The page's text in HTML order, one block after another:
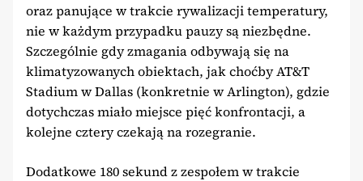
oraz panujące w trakcie rywalizacji temperatury,
nie w każdym przypadku pauzy są niezbędne.
Szczególnie gdy zmagania odbywają się na
klimatyzowanych obiektach, jak choćby AT&T
Stadium w Dallas (konkretnie w Arlington), gdzie
dotychczas miało miejsce pięć konfrontacji, a
kolejne cztery czekają na rozegranie.
Dodatkowe 180 sekund z zespołem w trakcie